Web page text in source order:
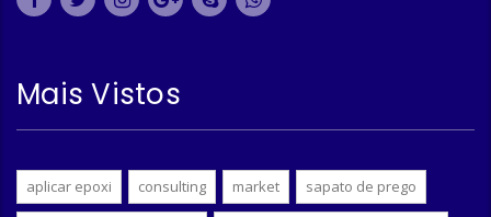
Mais Vistos
aplicar epoxi consulting market sapato de prego